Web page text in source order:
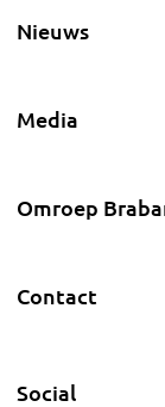
Nieuws
Media
Omroep
Contact
Social